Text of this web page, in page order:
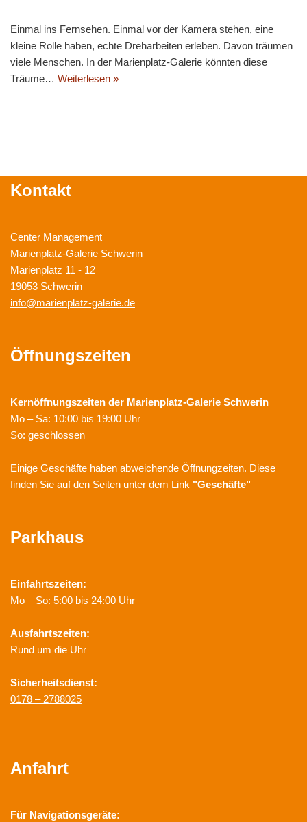
Einmal ins Fernsehen. Einmal vor der Kamera stehen, eine
kleine Rolle haben, echte Dreharbeiten erleben. Davon träumen
viele Menschen. In der Marienplatz-Galerie könnten diese
Träume… Weiterlesen »
Kontakt
Center Management
Marienplatz-Galerie Schwerin
Marienplatz 11 - 12
19053 Schwerin
info@marienplatz-galerie.de
Öffnungszeiten
Kernöffnungszeiten der Marienplatz-Galerie Schwerin
Mo – Sa: 10:00 bis 19:00 Uhr
So: geschlossen
Einige Geschäfte haben abweichende Öffnungzeiten. Diese
finden Sie auf den Seiten unter dem Link "Geschäfte"
Parkhaus
Einfahrtszeiten:
Mo – So: 5:00 bis 24:00 Uhr
Ausfahrtszeiten:
Rund um die Uhr
Sicherheitsdienst:
0178 – 2788025
Anfahrt
Für Navigationsgeräte: